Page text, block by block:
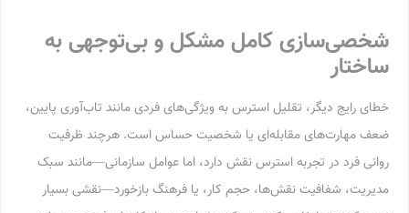
شخصی‌سازی کامل مشکل و بی‌توجهی به
ساختار
خطای رایج دیگر، تقلیل استرس به ویژگی‌های فردی مانند تاب‌آوری پایین،
ضعف مهارت‌های مقابله‌ای یا شخصیت حساس است. هرچند ظرفیت
روانی فرد در تجربه استرس نقش دارد، اما عوامل سازمانی—مانند سبک
مدیریت، شفافیت نقش‌ها، حجم کار، یا فرهنگ بازخورد—نقشی بسیار